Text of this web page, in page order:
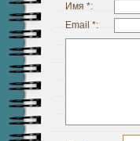
Имя *:
Email *: